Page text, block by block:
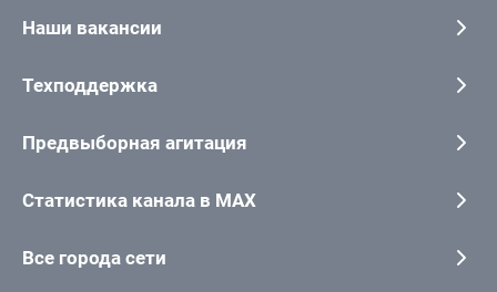
Наши вакансии
Техподдержка
Предвыборная агитация
Статистика канала в MAX
Все города сети